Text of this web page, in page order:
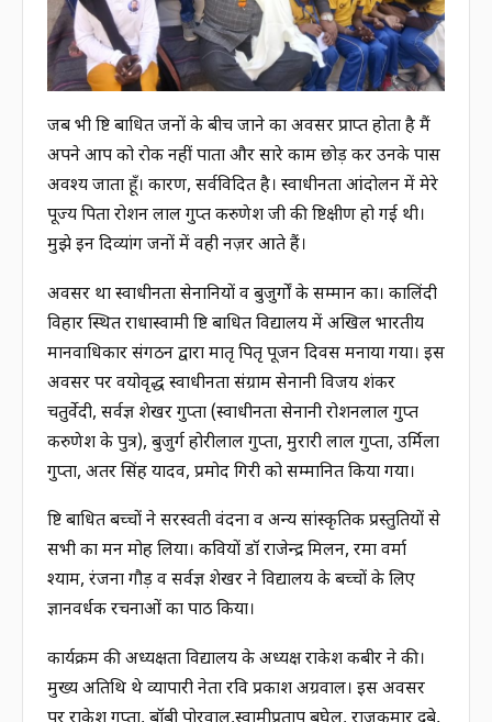
जब भी दृष्टि बाधित जनों के बीच जाने का अवसर प्राप्त होता है मैं
अपने आप को रोक नहीं पाता और सारे काम छोड़ कर उनके पास
अवश्य जाता हूँ। कारण, सर्वविदित है। स्वाधीनता आंदोलन में मेरे
पूज्य पिता रोशन लाल गुप्त करुणेश जी की दृष्टिक्षीण हो गई थी।
मुझे इन दिव्यांग जनों में वही नज़र आते हैं।
अवसर था स्वाधीनता सेनानियों व बुजुर्गों के सम्मान का। कालिंदी
विहार स्थित राधास्वामी दृष्टि बाधित विद्यालय में अखिल भारतीय
मानवाधिकार संगठन द्वारा मातृ पितृ पूजन दिवस मनाया गया। इस
अवसर पर वयोवृद्ध स्वाधीनता संग्राम सेनानी विजय शंकर
चतुर्वेदी, सर्वज्ञ शेखर गुप्ता (स्वाधीनता सेनानी रोशनलाल गुप्त
करुणेश के पुत्र), बुजुर्ग होरीलाल गुप्ता, मुरारी लाल गुप्ता, उर्मिला
गुप्ता, अतर सिंह यादव, प्रमोद गिरी को सम्मानित किया गया।
दृष्टि बाधित बच्चों ने सरस्वती वंदना व अन्य सांस्कृतिक प्रस्तुतियों से
सभी का मन मोह लिया। कवियों डॉ राजेन्द्र मिलन, रमा वर्मा
श्याम, रंजना गौड़ व सर्वज्ञ शेखर ने विद्यालय के बच्चों के लिए
ज्ञानवर्धक रचनाओं का पाठ किया।
कार्यक्रम की अध्यक्षता विद्यालय के अध्यक्ष राकेश कबीर ने की।
मुख्य अतिथि थे व्यापारी नेता रवि प्रकाश अग्रवाल। इस अवसर